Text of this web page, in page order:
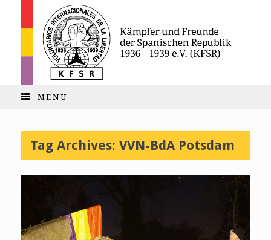
MENU
Tag Archives: VVN-BdA Potsdam